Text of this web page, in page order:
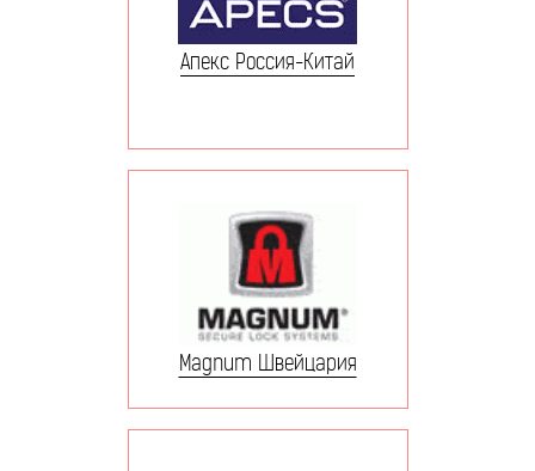
Апекс Россия-Китай
Magnum Швейцария